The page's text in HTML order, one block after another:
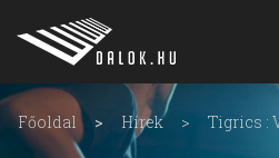
Főoldal Hírek Tigrics :